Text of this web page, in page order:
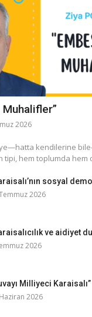
2026
kendilerine
tipi, hem toplumda hem
sosyal
2026
ve aidiyet
2026
Milliyeci Karaisalı”
2026